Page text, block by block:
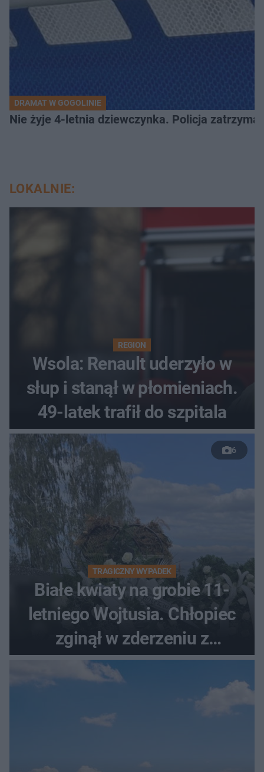
DRAMAT W GOGOLINIE
Nie żyje 4-letnia dziewczynka. Policja
LOKALNIE:
REGION
Wsola: Renault uderzyło w
słup i stanął w płomieniach.
49-latek trafił do szpitala
6
TRAGICZNY WYPADEK
Białe kwiaty na grobie 11-
letniego Wojtusia. Chłopiec
zginął w zderzeniu z
kombajnem